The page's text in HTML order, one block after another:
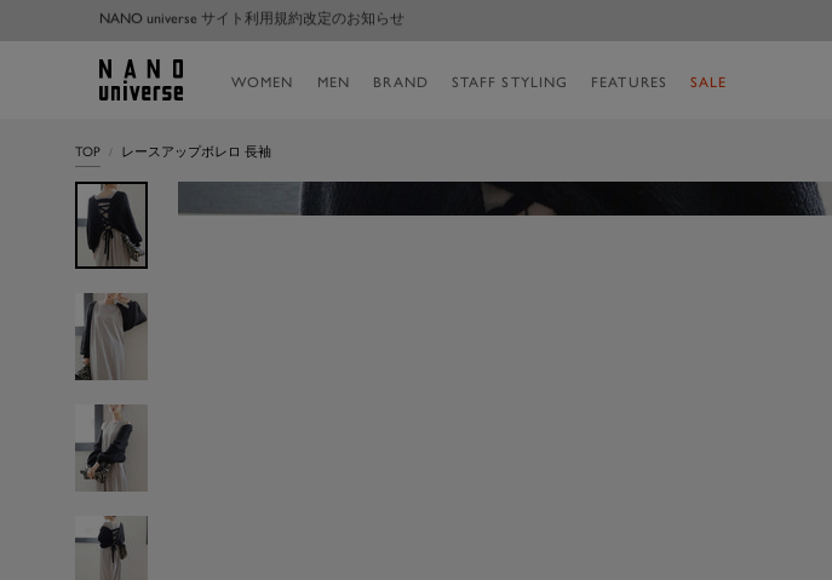
【Android端末をご利用のお客様】ご注文に関する不具合のお知らせ
WOMEN MEN BRAND STAFF STYLING FEATURES SALE
NANO
universe
TOP レースアップボレロ 長袖